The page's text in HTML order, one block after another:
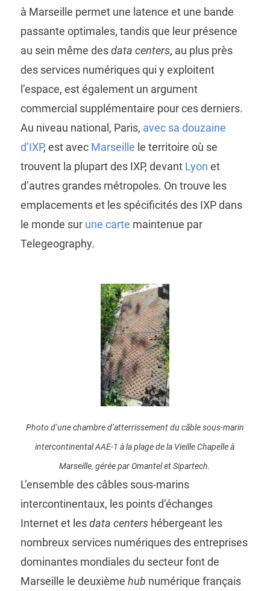
à Marseille permet une latence et une bande
passante optimales, tandis que leur présence
au sein même desdata centers, au plus près
des services numériques qui y exploitent
l’espace, est également un argument
commercial supplémentaire pour ces derniers.
Au niveau national, Paris, avec sa douzaine
d’IXP, est avec Marseille le territoire où se
trouvent la plupart des IXP, devant Lyon et
d’autres grandes métropoles. On trouve les
emplacements et les spécificités des IXP dans
le monde sur une carte maintenue par
Telegeography.
Photo d’une chambre d’atterrissement du câble sous-marin
intercontinental AAE-1 à la plage de la Vieille Chapelle à
Marseille, gérée par Omantel et Sipartech.
L’ensemble des câbles sous-marins
intercontinentaux, les points d’échanges
Internet et lesdata centershébergeant les
nombreux services numériques des entreprises
dominantes mondiales du secteur font de
Marseille le deuxième hub numérique français